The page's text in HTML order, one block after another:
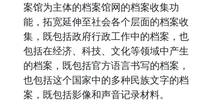
案馆为主体的档案馆网的档案收集功
能，拓宽延伸至社会各个层面的档案收
集，既包括政府行政工作中的档案，也
包括在经济、科技、文化等领域中产生
的档案，既包括官方语言书写的档案，
也包括这个国家中的多种民族文字的档
案，既包括影像和声音记录材料。